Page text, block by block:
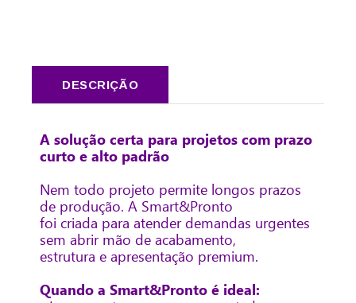
DESCRIÇÃO
A solução certa para projetos com prazo
curto e alto padrão
Nem todo projeto permite longos prazos
de produção. A Smart&Pronto
foi criada para atender demandas urgentes
sem abrir mão de acabamento,
estrutura e apresentação premium.
Quando a Smart&Pronto é ideal: